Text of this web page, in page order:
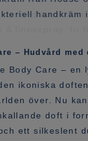
– Hudvård
Body Care – en
ikoniska
över. Nu
doft i
ett silkeslent